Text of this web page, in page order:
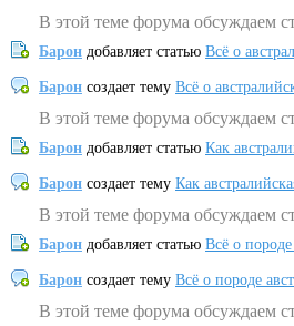
В этой теме форума обсуждаем
Барон добавляет статью Всё о
Барон создает тему Всё о
В этой теме форума обсуждаем
Барон добавляет статью Как
Барон создает тему Как
В этой теме форума обсуждаем
Барон добавляет статью Всё о породе
Барон создает тему Всё о породе
В этой теме форума обсуждаем